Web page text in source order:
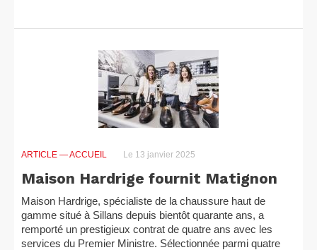
ARTICLE — ACCUEIL Le 13 janvier 2025
Maison Hardrige fournit Matignon
Maison Hardrige, spécialiste de la chaussure haut de
gamme situé à Sillans depuis bientôt quarante ans, a
remporté un prestigieux contrat de quatre ans avec les
services du Premier Ministre. Sélectionnée parmi quatre